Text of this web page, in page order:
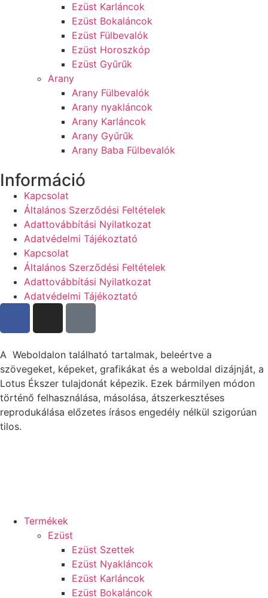
Ezüst Karláncok
Ezüst Bokaláncok
Ezüst Fülbevalók
Ezüst Horoszkóp
Ezüst Gyűrűk
Arany
Arany Fülbevalók
Arany nyakláncok
Arany Karláncok
Arany Gyűrűk
Arany Baba Fülbevalók
Információ
Kapcsolat
Általános Szerződési Feltételek
Adattovábbítási Nyilatkozat
Adatvédelmi Tájékoztató
Kapcsolat
Általános Szerződési Feltételek
Adattovábbítási Nyilatkozat
Adatvédelmi Tájékoztató
A Weboldalon található tartalmak, beleértve a
szövegeket, képeket, grafikákat és a weboldal dizájnját, a
Lotus Ékszer tulajdonát képezik. Ezek bármilyen módon
történő felhasználása, másolása, átszerkesztéses
reprodukálása előzetes írásos engedély nélkül szigorúan
tilos.
Termékek
Ezüst
Ezüst Szettek
Ezüst Nyakláncok
Ezüst Karláncok
Ezüst Bokaláncok